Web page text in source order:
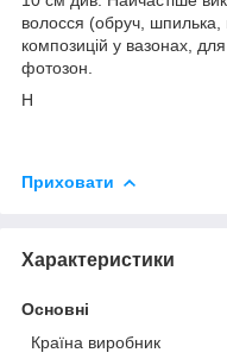
волосся (обруч, шпилька,
композицій у вазонах,
фотозон.
Н
Приховати
Характеристики
Основні
Країна виробник